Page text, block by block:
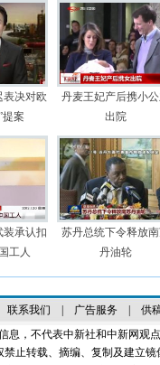
表决对欧
提案
丹麦王妃产后携小
出院
装承认扣
工人
苏丹总统下令释放
丹油轮
联系我们 广告服务| 供
息，不代表中新社和中新网观
禁止转载、摘编、复制及建立镜